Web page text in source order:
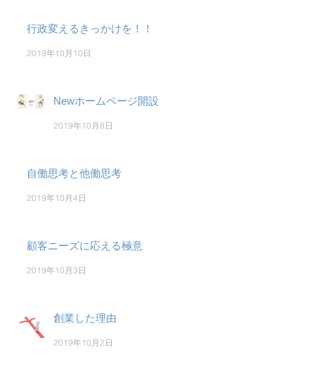
行政変えるきっかけを！！
2019年10月10日
Newホームページ開設
2019年10月8日
自働思考と他働思考
2019年10月4日
顧客ニーズに応える極意
2019年10月3日
創業した理由
2019年10月2日